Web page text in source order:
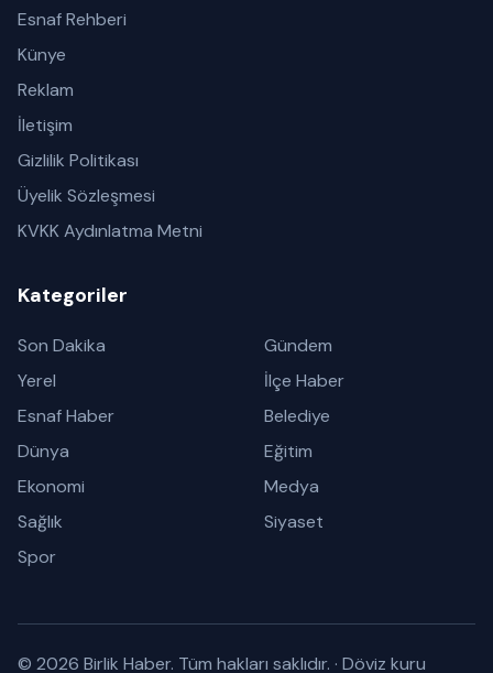
Esnaf Rehberi
Künye
Reklam
İletişim
Gizlilik Politikası
Üyelik Sözleşmesi
KVKK Aydınlatma Metni
Kategoriler
Son Dakika
Gündem
Yerel
İlçe Haber
Esnaf Haber
Belediye
Dünya
Eğitim
Ekonomi
Medya
Sağlık
Siyaset
Spor
© 2026 Birlik Haber. Tüm hakları saklıdır. · Döviz kuru